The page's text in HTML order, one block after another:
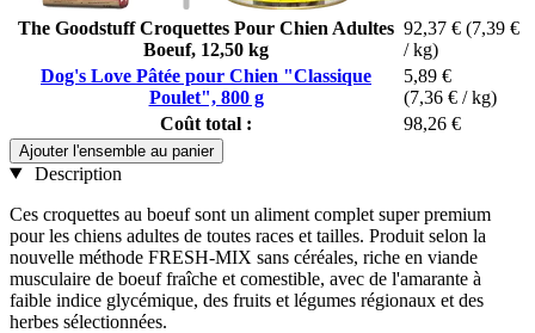
The Goodstuff Croquettes Pour Chien Adultes
Boeuf, 12,50 kg
92,37 € (7,39 €
/ kg)
Dog's Love Pâtée pour Chien "Classique
Poulet", 800 g
5,89 €
(7,36 € / kg)
Coût total :
98,26 €
Ajouter l'ensemble au panier
Description
Ces croquettes au boeuf sont un aliment complet super premium
pour les chiens adultes de toutes races et tailles. Produit selon la
nouvelle méthode FRESH-MIX sans céréales, riche en viande
musculaire de boeuf fraîche et comestible, avec de l'amarante à
faible indice glycémique, des fruits et légumes régionaux et des
herbes sélectionnées.